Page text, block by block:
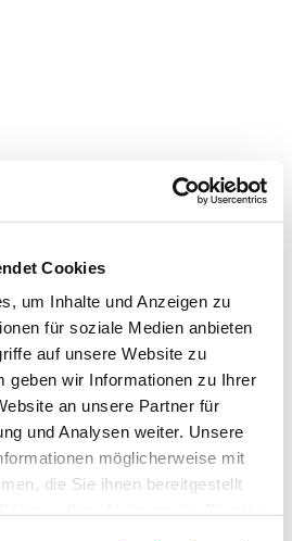
Cookies
um Inhalte und Anzeigen zu
für soziale Medien anbieten
auf unsere Website zu
geben wir Informationen zu Ihrer
an unsere Partner für
und Analysen weiter. Unsere
möglicherweise mit
die Sie ihnen bereitgestellt